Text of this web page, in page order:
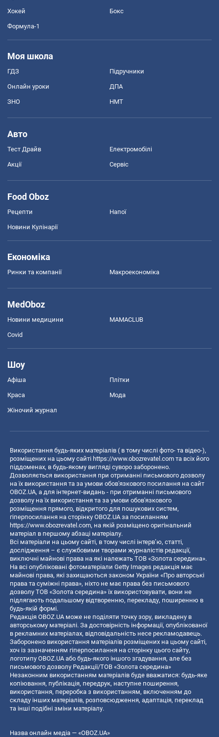
Хокей Бокс
Формула-1
Моя школа
ГДЗ Підручники
Онлайн уроки ДПА
ЗНО НМТ
Авто
Тест Драйв Електромобілі
Акції Сервіс
Food Oboz
Рецепти Напої
Новини Кулінарії
Економіка
Ринки та компанії Макроекономіка
MedOboz
Новини медицини MAMACLUB
Covid
Шоу
Афіша Плітки
Краса Мода
Жіночий журнал
Використання будь-яких матеріалів ( в тому числі фото- та відео-),
розміщених на цьому сайті https://www.obozrevatel.com та всіх його
піддоменах, в будь-якому вигляді суворо заборонено.
Дозволяється використання при отриманні письмового дозволу
на їх використання та за умови обов'язкового посилання на сайт
OBOZ.UA, а для інтернет-видань - при отриманні письмового
дозволу на їх використання та за умови обов'язкового
розміщення прямого, відкритого для пошукових систем,
гіперпосилання на сторінку OBOZ.UA за посиланням
https://www.obozrevatel.com, на якій розміщено оригінальний
матеріал в першому абзаці матеріалу.
Всі матеріали на цьому сайті, в тому числі інтерв’ю, статті,
дослідження – є службовими творами журналістів редакції,
виключні майнові права на які належать ТОВ «Золота середина».
На всі опубліковані фотоматеріали Getty Images редакція має
майнові права, які захищаються законом України «Про авторські
права та суміжні права», ніхто не має права без письмового
дозволу ТОВ «Золота середина» їх використовувати, вони не
підлягають подальшому відтворенню, перекладу, поширенню в
будь-якій формі.
Редакція OBOZ.UA може не поділяти точку зору, викладену в
авторському матеріалі. За достовірність інформації, опублікованої
в рекламних матеріалах, відповідальність несе рекламодавець.
Заборонено використання матеріалів розміщених на цьому сайті,
хоч із зазначенням гіперпосилання на сторінку цього сайту,
логотипу OBOZ.UA або будь-якого іншого згадування, але без
письмового дозволу Редакції/ТОВ «Золота середина»
Незаконним використанням матеріалів буде вважатися: будь-яке
копiювання, публiкацiя, передрук, наступне поширення,
використання, переробка з використанням, включенням до
складу інших матеріалів, розповсюдження, адаптація, переклад
та інші подібні зміни матеріалу.
Назва онлайн медіа — «OBOZ.UA»